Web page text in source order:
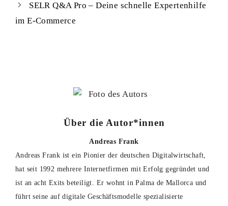
SELR Q&A Pro – Deine schnelle Expertenhilfe
im E-Commerce
Über die Autor*innen
Andreas Frank
Andreas Frank ist ein Pionier der deutschen Digitalwirtschaft,
hat seit 1992 mehrere Internetfirmen mit Erfolg gegründet und
ist an acht Exits beteiligt. Er wohnt in Palma de Mallorca und
führt seine auf digitale Geschäftsmodelle spezialisierte